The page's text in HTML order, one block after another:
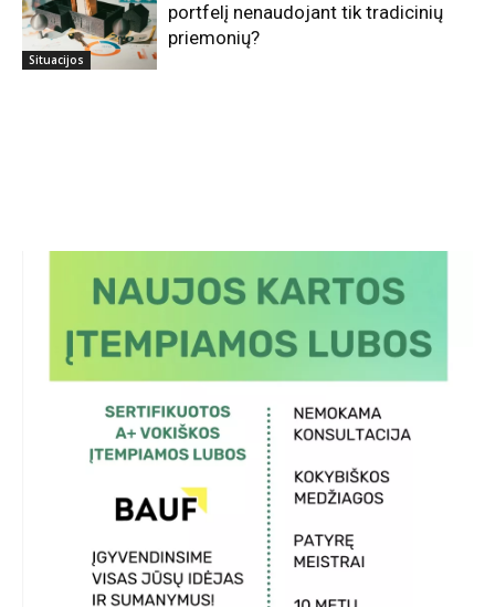
Situacijos
portfelį nenaudojant tik tradicinių
priemonių?